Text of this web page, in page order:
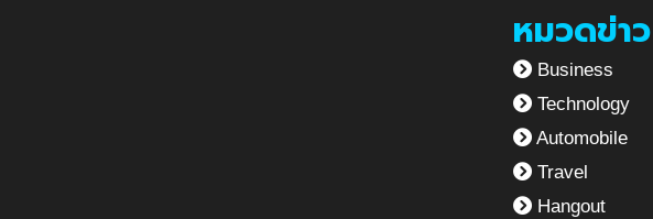
หมวดข่าว
Business
Technology
Automobile
Travel
Hangout